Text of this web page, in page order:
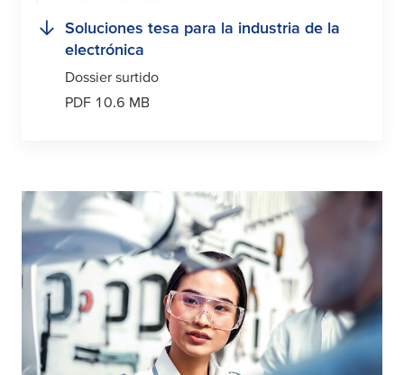
Soluciones tesa para la industria de la
electrónica
Dossier surtido
PDF 10.6 MB